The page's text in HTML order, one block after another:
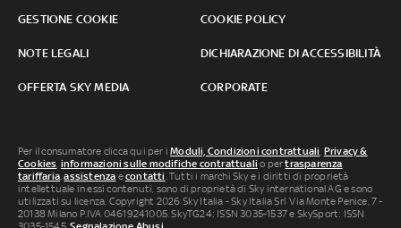
GESTIONE COOKIE COOKIE POLICY
NOTE LEGALI DICHIARAZIONE DI ACCESSIBILITÀ
OFFERTA SKY MEDIA CORPORATE
Per il consumatore clicca qui per iModuli, Condizioni contrattuali, Privacy &
Cookies, informazioni sulle modifiche contrattuali o pertrasparenza
tariffaria,assistenza econtatti. Tutti i marchi Sky e i diritti di proprietà
intellettuale in essi contenuti, sono di proprietà di Sky international AG e sono
utilizzati su licenza. Copyright 2026 Sky Italia - Sky Italia Srl Via Monte Penice, 7 -
20138 Milano P.IVA 04619241005. SkyTG24: ISSN 3035-1537 e SkySport: ISSN